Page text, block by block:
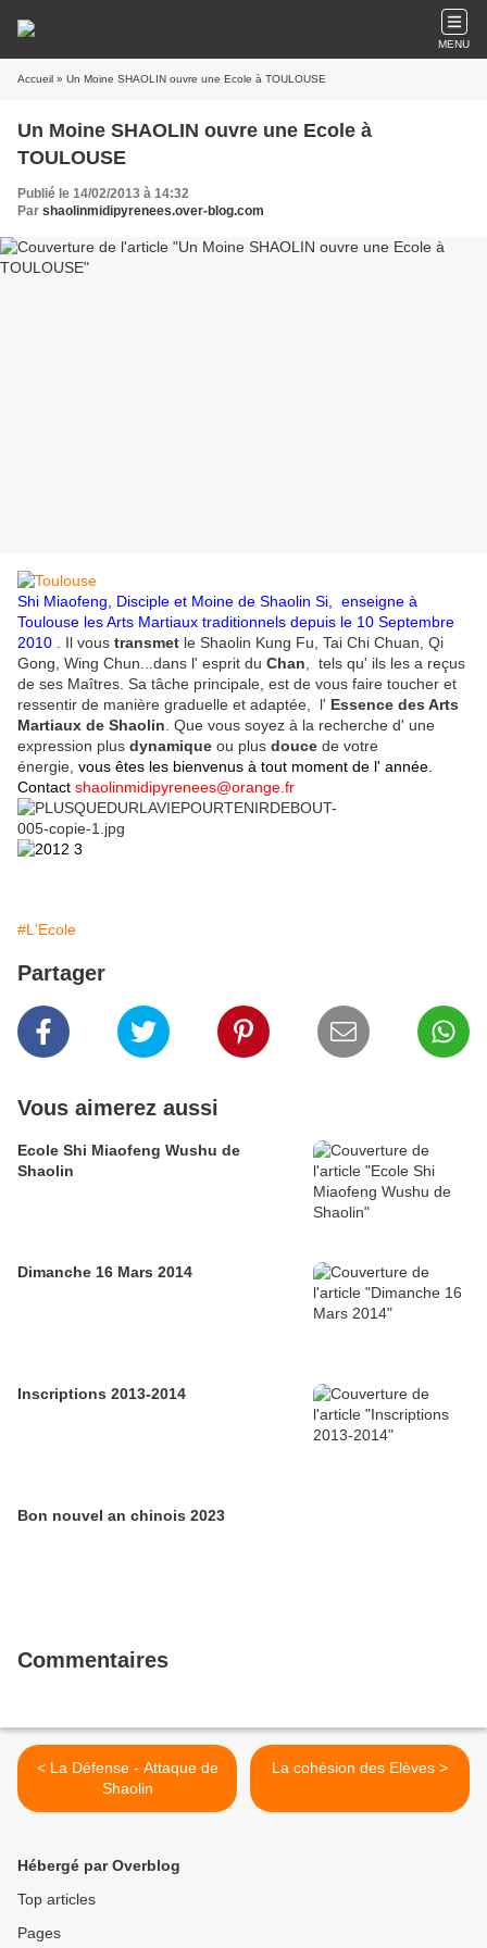
MENU
Accueil » Un Moine SHAOLIN ouvre une Ecole à TOULOUSE
Un Moine SHAOLIN ouvre une Ecole à
TOULOUSE
Publié le 14/02/2013 à 14:32
Par shaolinmidipyrenees.over-blog.com
Shi Miaofeng, Disciple et Moine de Shaolin Si, enseigne à
Toulouse les Arts Martiaux traditionnels depuis le 10 Septembre
2010 . Il vous transmet le Shaolin Kung Fu, Tai Chi Chuan, Qi
Gong, Wing Chun...dans l' esprit du Chan , tels qu' ils les a reçus
de ses Maîtres. Sa tâche principale, est de vous faire toucher et
ressentir de manière graduelle et adaptée, l' Essence des Arts
Martiaux de Shaolin . Que vous soyez à la recherche d' une
expression plus dynamique ou plus douce de votre
énergie, vous êtes les bienvenus à tout moment de l' année.
Contact shaolinmidipyrenees@orange.fr
#L'Ecole
Partager
Vous aimerez aussi
Ecole Shi Miaofeng Wushu de
Shaolin
Dimanche 16 Mars 2014
Inscriptions 2013-2014
Bon nouvel an chinois 2023
Commentaires
< La Défense - Attaque de
Shaolin
La cohésion des Elèves >
Hébergé par Overblog
Top articles
Pages